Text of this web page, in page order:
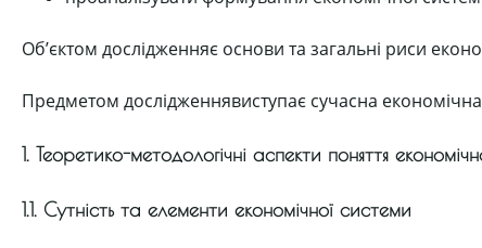
Об’єктом дослідженняє основи та загальні риси
Предметом дослідженнявиступає сучасна
1. Теоретико-методологічні аспекти поняття
1.1. Сутність та елементи економічної системи